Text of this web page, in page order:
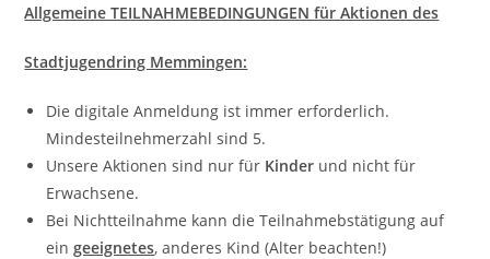
Allgemeine TEILNAHMEBEDINGUNGEN für Aktionen des
Stadtjugendring Memmingen:
Die digitale Anmeldung ist immer erforderlich.
Mindesteilnehmerzahl sind 5.
Unsere Aktionen sind nur für Kinder und nicht für
Erwachsene.
Bei Nichtteilnahme kann die Teilnahmebstätigung auf
eingeeignetes, anderes Kind (Alter beachten!)